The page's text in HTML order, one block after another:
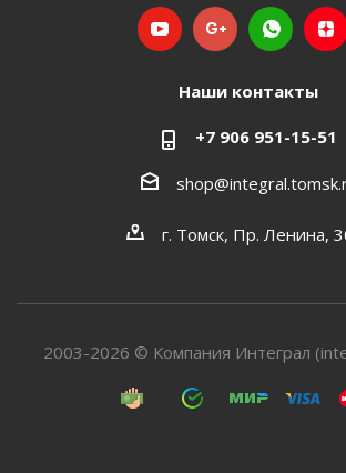
Наши контакты
+7 906 951-15-51
г. Томск, Пр. Ленина,
2003-2026 © Компания Интеграл